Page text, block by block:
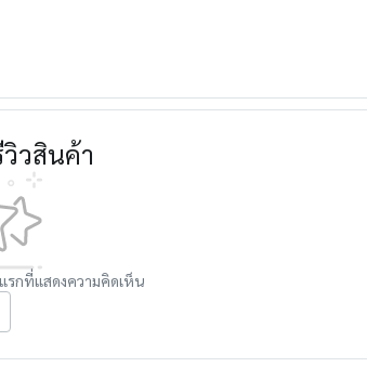
วสินค้า
รกที่แสดงความคิดเห็น